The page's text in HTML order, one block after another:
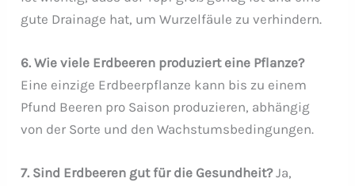
gute Drainage hat, um Wurzelfäule zu verhindern.
6. Wie viele Erdbeeren produziert eine Pflanze?
Eine einzige Erdbeerpflanze kann bis zu einem
Pfund Beeren pro Saison produzieren, abhängig
von der Sorte und den Wachstumsbedingungen.
7. Sind Erdbeeren gut für die Gesundheit?Ja,